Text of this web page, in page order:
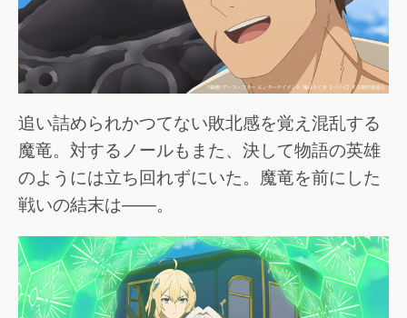
追い詰められかつてない敗北感を覚え混乱する
魔竜。対するノールもまた、決して物語の英雄
のようには立ち回れずにいた。魔竜を前にした
戦いの結末は――。